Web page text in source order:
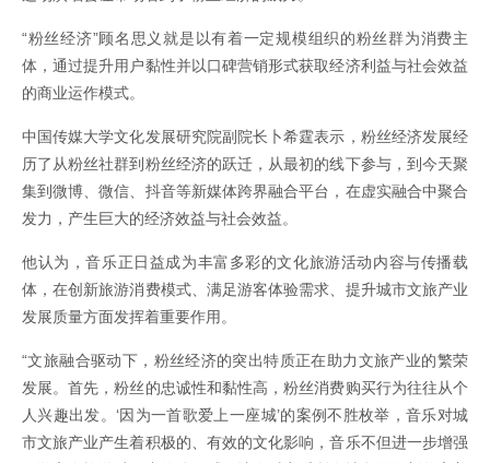
“粉丝经济”顾名思义就是以有着一定规模组织的粉丝群为消费主
体，通过提升用户黏性并以口碑营销形式获取经济利益与社会效益
的商业运作模式。
中国传媒大学文化发展研究院副院长卜希霆表示，粉丝经济发展经
历了从粉丝社群到粉丝经济的跃迁，从最初的线下参与，到今天聚
集到微博、微信、抖音等新媒体跨界融合平台，在虚实融合中聚合
发力，产生巨大的经济效益与社会效益。
他认为，音乐正日益成为丰富多彩的文化旅游活动内容与传播载
体，在创新旅游消费模式、满足游客体验需求、提升城市文旅产业
发展质量方面发挥着重要作用。
“文旅融合驱动下，粉丝经济的突出特质正在助力文旅产业的繁荣
发展。首先，粉丝的忠诚性和黏性高，粉丝消费购买行为往往从个
人兴趣出发。‘因为一首歌爱上一座城’的案例不胜枚举，音乐对城
市文旅产业产生着积极的、有效的文化影响，音乐不但进一步增强